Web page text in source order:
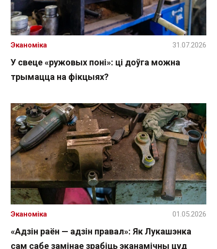
У свеце «ружовых поні»: ці доўга можна
трымацца на фікцыях?
Эканоміка 31.07.2026
«Адзін раён — адзін правал»: Як Лукашэнка
сам сабе замінае зрабіць эканамічны цуд
Эканоміка 01.05.2026